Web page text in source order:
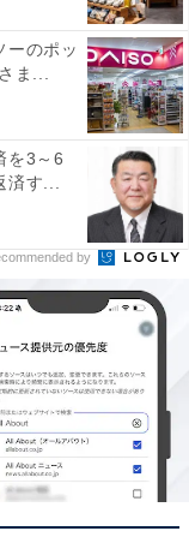
園」は、関東大
ーのポッ
ま...
を3～6
す...
by